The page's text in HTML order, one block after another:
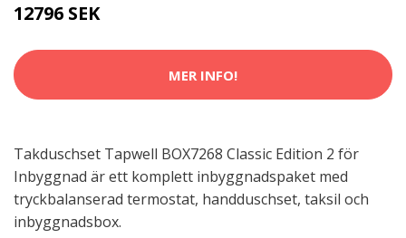
12796 SEK
MER INFO!
Takduschset Tapwell BOX7268 Classic Edition 2 för
Inbyggnad är ett komplett inbyggnadspaket med
tryckbalanserad termostat, handduschset, taksil och
inbyggnadsbox.